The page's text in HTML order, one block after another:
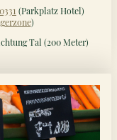
(Parkplatz Hotel)
)
Tal (200 Meter)